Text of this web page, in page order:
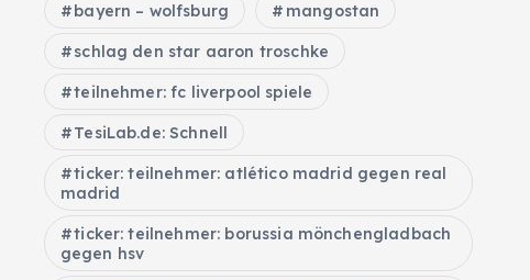
bayern – wolfsburg mangostan
schlag den star aaron troschke
teilnehmer: fc liverpool spiele
TesiLab.de: Schnell
ticker: teilnehmer: atlético madrid gegen real
madrid
ticker: teilnehmer: borussia mönchengladbach
gegen hsv